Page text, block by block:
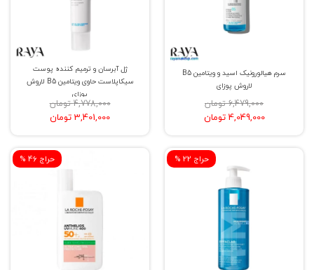
سرم هیالورونیک اسید و ویتامین B5
لاروش پوزای
6,479,000 تومان
4,049,000 تومان
ژل آبرسان و ترمیم کننده پوست
سیکاپلاست حاوی ویتامین B5 لاروش
پوزای
4,778,000 تومان
3,401,000 تومان
% حراج 22 % حراج 46